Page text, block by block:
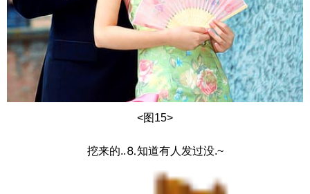
<图15>
挖来的..⒏知道有人发过没.~